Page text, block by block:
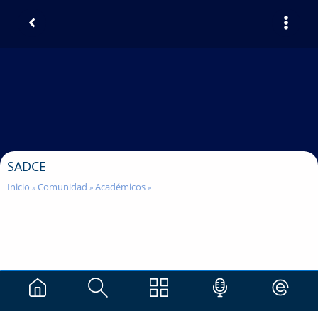
SADCE
Inicio » Comunidad » Académicos »